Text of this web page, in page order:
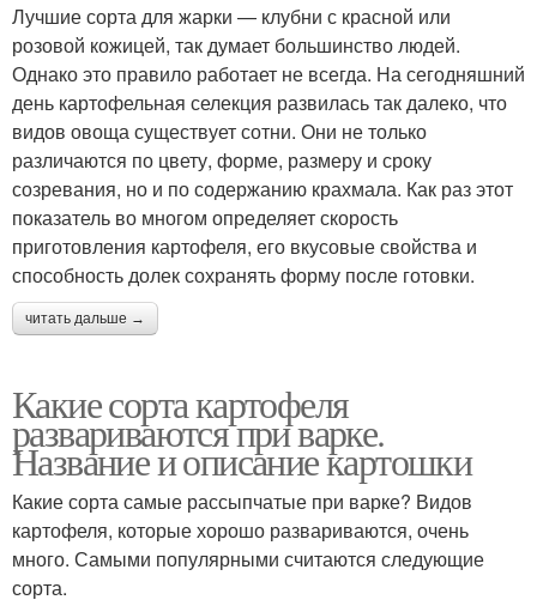
Лучшие сорта для жарки — клубни с красной или
розовой кожицей, так думает большинство людей.
Однако это правило работает не всегда. На сегодняшний
день картофельная селекция развилась так далеко, что
видов овоща существует сотни. Они не только
различаются по цвету, форме, размеру и сроку
созревания, но и по содержанию крахмала. Как раз этот
показатель во многом определяет скорость
приготовления картофеля, его вкусовые свойства и
способность долек сохранять форму после готовки.
читать дальше →
Какие сорта картофеля
развариваются при варке.
Название и описание картошки
Какие сорта самые рассыпчатые при варке? Видов
картофеля, которые хорошо развариваются, очень
много. Самыми популярными считаются следующие
сорта.